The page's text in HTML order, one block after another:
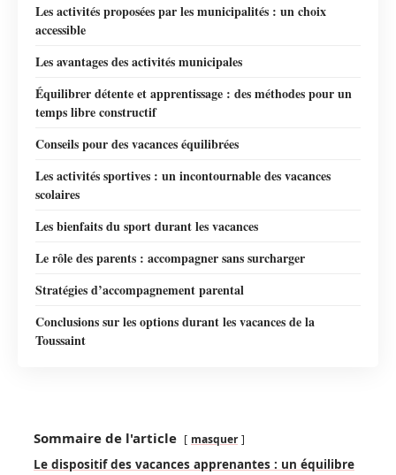
Les activités proposées par les municipalités : un choix
accessible
Les avantages des activités municipales
Équilibrer détente et apprentissage : des méthodes pour un
temps libre constructif
Conseils pour des vacances équilibrées
Les activités sportives : un incontournable des vacances
scolaires
Les bienfaits du sport durant les vacances
Le rôle des parents : accompagner sans surcharger
Stratégies d’accompagnement parental
Conclusions sur les options durant les vacances de la
Toussaint
Sommaire de l'article masquer
Le dispositif des vacances apprenantes : un équilibre